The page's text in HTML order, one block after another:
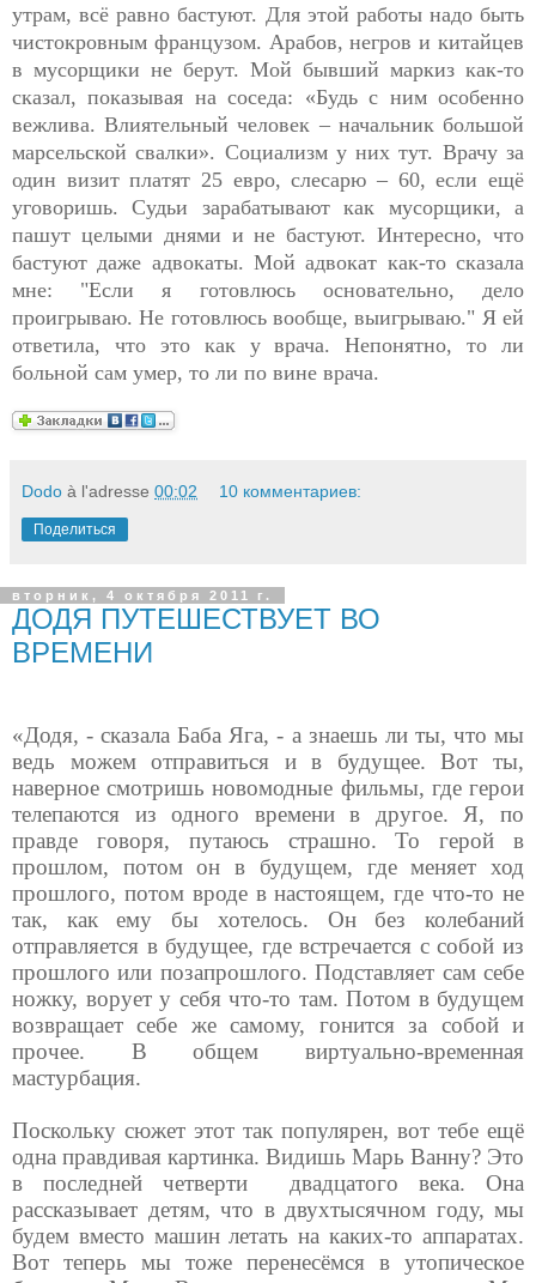
утрам, всё равно бастуют. Для этой работы надо быть
чистокровным французом. Арабов, негров и китайцев
в мусорщики не берут. Мой бывший маркиз как-то
сказал, показывая на соседа: «Будь с ним особенно
вежлива. Влиятельный человек – начальник большой
марсельской свалки». Социализм у них тут. Врачу за
один визит платят 25 евро, слесарю – 60, если ещё
уговоришь. Судьи зарабатывают как мусорщики, а
пашут целыми днями и не бастуют. Интересно, что
бастуют даже адвокаты. Мой адвокат как-то сказала
мне: "Если я готовлюсь основательно, дело
проигрываю. Не готовлюсь вообще, выигрываю." Я ей
ответила, что это как у врача. Непонятно, то ли
больной сам умер, то ли по вине врача.
Dodo à l'adresse 00:02 10 комментариев:
Поделиться
вторник, 4 октября 2011 г.
ДОДЯ ПУТЕШЕСТВУЕТ ВО
ВРЕМЕНИ
«Додя, - сказала Баба Яга, - а знаешь ли ты, что мы
ведь можем отправиться и в будущее. Вот ты,
наверное смотришь новомодные фильмы, где герои
телепаются из одного времени в другое. Я, по
правде говоря, путаюсь страшно. То герой в
прошлом, потом он в будущем, где меняет ход
прошлого, потом вроде в настоящем, где что-то не
так, как ему бы хотелось. Он без колебаний
отправляется в будущее, где встречается с собой из
прошлого или позапрошлого. Подставляет сам себе
ножку, ворует у себя что-то там. Потом в будущем
возвращает себе же самому, гонится за собой и
прочее. В общем виртуально-временная
мастурбация.
Поскольку сюжет этот так популярен, вот тебе ещё
одна правдивая картинка. Видишь Марь Ванну? Это
в последней четверти
двадцатого века. Она
рассказывает детям, что в двухтысячном году, мы
будем вместо машин летать на каких-то аппаратах.
Вот теперь мы тоже перенесёмся в утопическое